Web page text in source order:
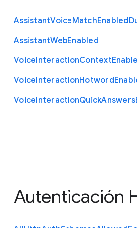
AssistantVoiceMatchEnabled
AssistantWebEnabled
VoiceInteractionContext
VoiceInteractionHotword
VoiceInteractionQuickAnswers
Autenticación